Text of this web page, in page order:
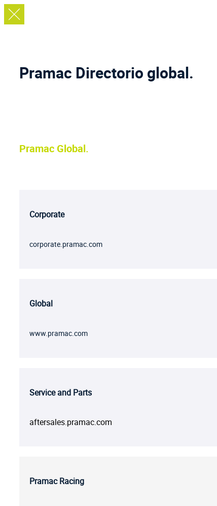
Pramac Directorio global.
Pramac Global.
Corporate
corporate.pramac.com
Global
www.pramac.com
Service and Parts
aftersales.pramac.com
Pramac Racing